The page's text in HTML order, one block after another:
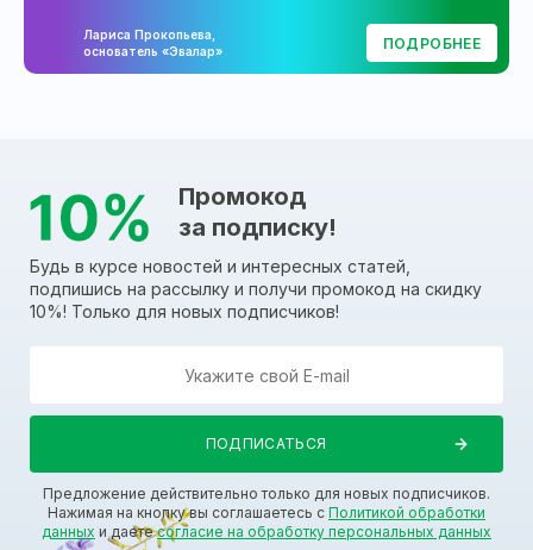
Лариса Прокопьева,
основатель «Эвалар»
ПОДРОБНЕЕ
Промокод
за подписку!
Будь в курсе новостей и интересных статей,
подпишись на рассылку и получи промокод на скидку
10%! Только для новых подписчиков!
Предложение действительно только для новых подписчиков.
Нажимая на кнопку вы соглашаетесь с Политикой обработки
данных и даетесогласие на обработку персональных данных